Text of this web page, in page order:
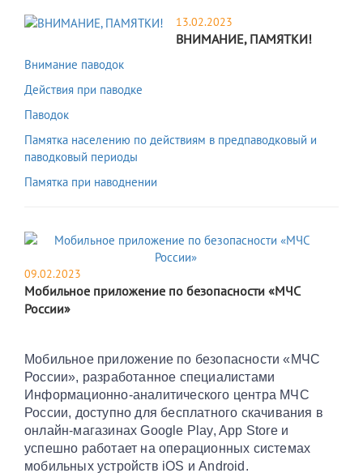
13.02.2023
ВНИМАНИЕ, ПАМЯТКИ!
Внимание паводок
Действия при паводке
Паводок
Памятка населению по действиям в предпаводковый и
паводковый периоды
Памятка при наводнении
09.02.2023
Мобильное приложение по безопасности «МЧС
России»
Мобильное приложение по безопасности «МЧС
России», разработанное специалистами
Информационно-аналитического центра МЧС
России, доступно для бесплатного скачивания в
онлайн-магазинах Google Play, App Store и
успешно работает на операционных системах
мобильных устройств iOS и Android.